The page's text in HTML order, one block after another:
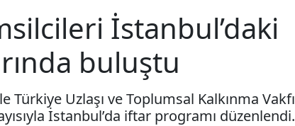
İstanbul’daki
buluştu
Uzlaşı ve Toplumsal Kalkınma Vakfı
İstanbul’da iftar programı düzenlendi.